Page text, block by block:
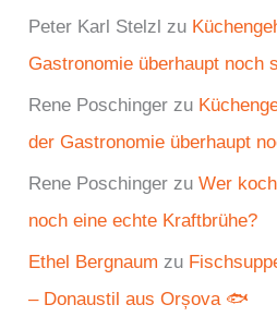
Peter Karl Stelzl zu
Gastronomie überhaupt noch
Rene Poschinger zu
der Gastronomie überhaupt
Rene Poschinger zuWer
noch eine echte Kraftbrühe?
Ethel Bergnaum zu
– Donaustil aus Orșova 🐟